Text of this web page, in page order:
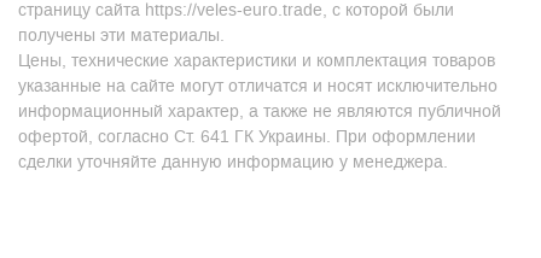
страницу сайта https://veles-euro.trade, с которой были
получены эти материалы.
Цены, технические характеристики и комплектация товаров
указанные на сайте могут отличатся и носят исключительно
информационный характер, а также не являются публичной
офертой, согласно Ст. 641 ГК Украины. При оформлении
сделки уточняйте данную информацию у менеджера.